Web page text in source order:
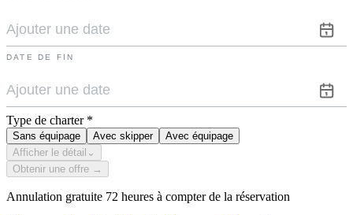
DATE DE FIN
Type de charter *
Sans équipage Avec skipper
Avec équipage
Afficher le détail ⌄
Obtenir une offre →
Annulation gratuite 72 heures à compter de la réservation